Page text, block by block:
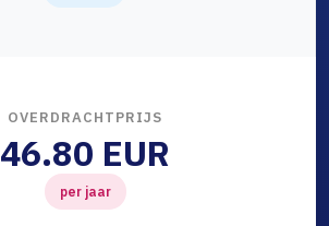
OVERDRACHTPRIJS
46.80 EUR
per jaar